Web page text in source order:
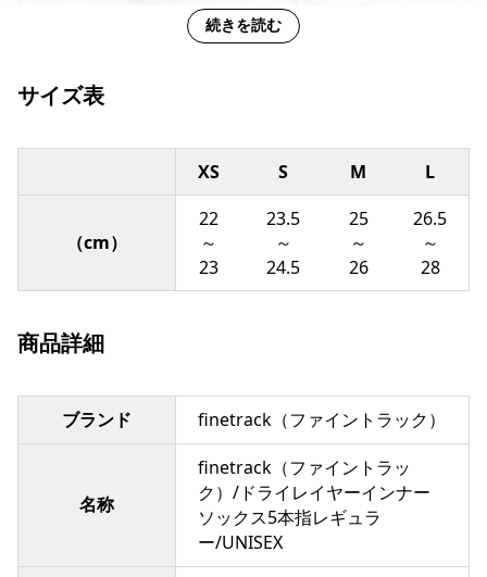
もたつかず、締め上げすぎないちょうどいい履き心地
ここ5年ほど、歩く楽しさを重視して、barefoot系の靴を
り高くないため、濡れると不快感を伴うことです。
ですが、ドライレイヤーインナーソックスを併用すること
で、雨などで靴が濡れたときの足の不快感が軽減され、快
適に歩くことができます。
barefoot系の靴を愛用される人はもちろん、足のムレに
悩まされているという方はぜひ一度お試しあれ！
staff Haruyama
続きを読む
サイズ表
XS S M L
（cm）
22
～
23
23.5
～
24.5
25
～
26
26.5
～
28
商品詳細
ブランド finetrack（ファイントラック）
名称
finetrack（ファイントラッ
ク）/ドライレイヤーインナー
ソックス5本指レギュラ
ー/UNISEX